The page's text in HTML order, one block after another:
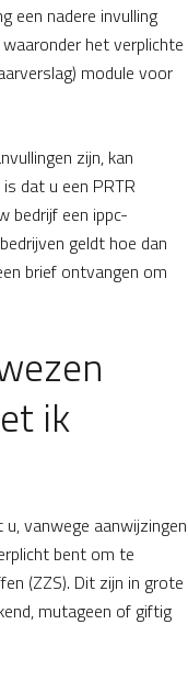
een nadere invulling
het verplichte
module voor
zijn, kan
dat u een PRTR
bedrijf een ippc-
geldt hoe dan
brief ontvangen om
ik
vanwege aanwijzingen
bent om te
(ZZS). Dit zijn in grote
mutageen of giftig